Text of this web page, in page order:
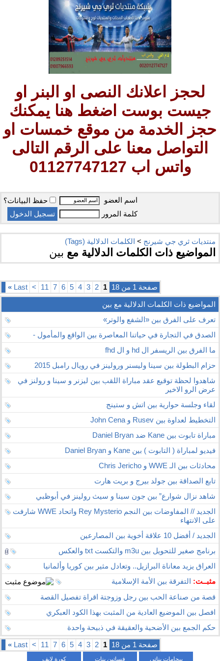
لحجز اعلانك النصى او البنر او
جيست بوست اضغط هنا يمكنك
حجز الخدمة من موقع خمسات او
التواصل معنا على الرقم التالى
واتس اب 01127747127
اسم العضو
حفظ البيانات؟
كلمة المرور
منتديات ثري جي شيرنج > الكلمات الدلالية (Tags)
المواضيع ذات الكلمات الدلالية مع بين
صفحة 1 من 18 1
2
3
4
5
6
7
11
>
Last
»
المواضيع ذات الكلمات الدلالية مع بين
تعرف على الفرق بين «الشفع والوتر»
الصدق في التجارة في حياتنا المعاصرة بين الواقع والمأمول -
ما الفرق بين الريسفر ال hd و ال fhd
حزام البطولة بين سينا وليسنر ورولينز في رويال رامبل 2015
شاهدوا لحظة توقيع عقد مباراة اللقب بين ليزنر و سينا و رولنز في
عرض الرو الاخير
لقاء وجلسة حوارية بين اتش و ستينج
التخطيط لعداوة بين Rusev و John Cena
مباراة تابوت بين Kane ضد Daniel Bryan
فيديو لمباراة ( التابوت ) بين Kane و Daniel Bryan
محادثات بين الـ WWE و Chris Jericho
تابع الصداقة بين جولد بيرج و بريت هارت
شاهد نزال شوارع” بين جون سينا و سيث رولينز في أبوظبي
الجديد // المفاوضات بين النجم Rey Mysterio واتحاد WWE شارفت
على الانتهاء
الجديد / أفضل 10 علاقة أخوية بين المصارعين
برنامج صغير للتحويل بين m3u والتكست txt والعكس
العراق يزيد معاناة البرازيل.. وتعادل مثير بين كوريا وألمانيا
مثبــت: التفرقة بين الأمة الإسلامية
قصة من صناعة الحب بين رجل وزوجتة اقراة تفصيل القصة
افصل بين الموضيع العادية من المثبت بهذا الكود العبكري
حكم الجمع بين الأضحية والعقيقة في ذبيحة واحدة
صفحة 1 من 18 1
2
3
4
5
6
7
11
>
Last
»
بيجامات بناتي فساتين بنات كورة لايف